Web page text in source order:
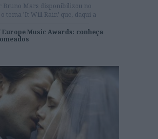
Bruno Mars disponibilizou no
tema 'It Will Rain' que, daqui a
sonora do novo filme da saga
'Amanhecer'. Para já, pode ouvi-la a
Europe Music Awards: conheça